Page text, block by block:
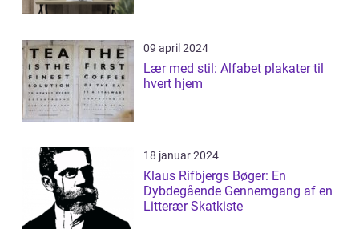
09 april 2024
Lær med stil: Alfabet plakater til
hvert hjem
18 januar 2024
Klaus Rifbjergs Bøger: En
Dybdegående Gennemgang af en
Litterær Skatkiste